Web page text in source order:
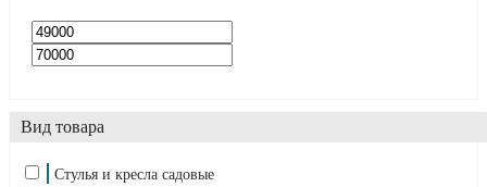
Вид товара
Стулья и кресла садовые